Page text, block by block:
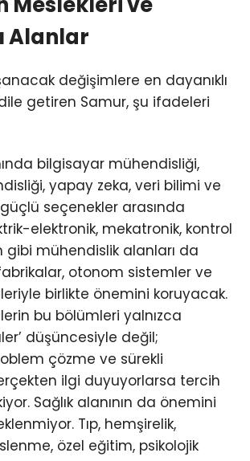
Alanlar
değişimlere en dayanıklı
getiren Samur, şu ifadeleri
bilgisayar mühendisliği,
yapay zeka, veri bilimi ve
seçenekler arasında
elektronik, mekatronik, kontrol
mühendislik alanları da
fabrikalar, otonom sistemler ve
birlikte önemini koruyacak.
bu bölümleri yalnızca
düşüncesiyle değil;
çözme ve sürekli
ilgi duyuyorlarsa tercih
Sağlık alanının da önemini
Tıp, hemşirelik,
özel eğitim, psikolojik